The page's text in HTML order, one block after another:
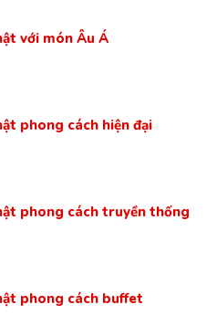
với món Âu Á
phong cách hiện đại
phong cách truyền thống
phong cách buffet